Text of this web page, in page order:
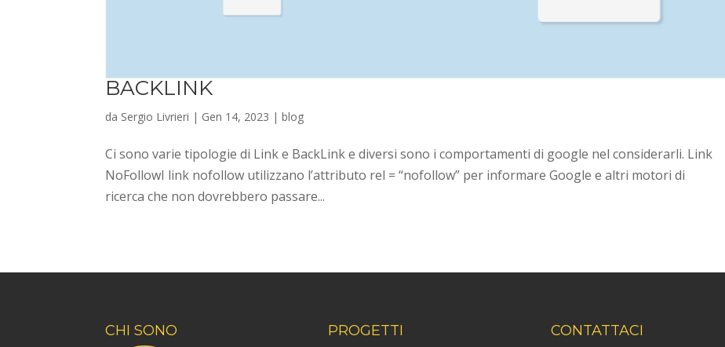
BACKLINK
da Sergio Livrieri | Gen 14, 2023 |blog
Ci sono varie tipologie di Link e BackLink e diversi sono i comportamenti di google nel considerarli. Link
NoFollowI link nofollow utilizzano l’attributo rel = “nofollow” per informare Google e altri motori di
ricerca che non dovrebbero passare...
CHI SONO
PROGETTI
CONTATTACI